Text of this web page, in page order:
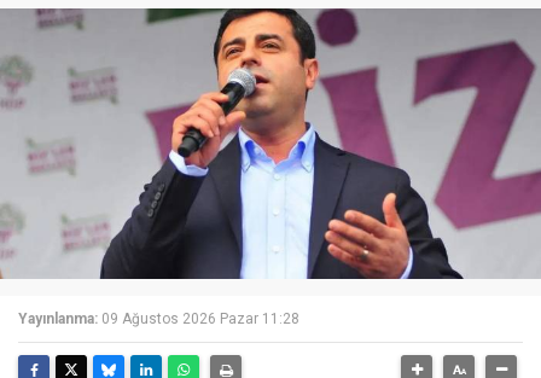
Yayınlanma: 09 Ağustos 2026 Pazar 11:28